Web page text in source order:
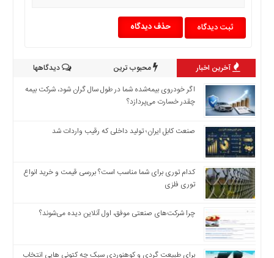
حذف دیدگاه
آخرین اخبار محبوب ترین
دیدگاهها
اگر خودروی بیمه‌شده شما در طول سال گران شود، شرکت بیمه
چقدر خسارت می‌پردازد؟
صنعت کابل ایران؛ تولید داخلی که رقیب واردات شد
کدام توری برای شما مناسب است؟ بررسی قیمت و خرید انواع
توری فلزی
چرا شرکت‌های صنعتی موفق، اول آنلاین دیده می‌شوند؟
برای طبیعت گردی و کوهنوردی سبک چه کتونی هایی انتخاب